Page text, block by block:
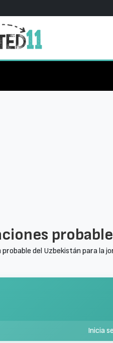
del Uzbekistán para la
Inicia